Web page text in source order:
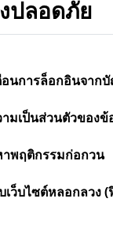
ปลอดภัย
อนการล็อกอินจาก
มเป็นส่วนตัวของ
พฤติกรรมก่อกวน
เว็บไซต์หลอกลวง